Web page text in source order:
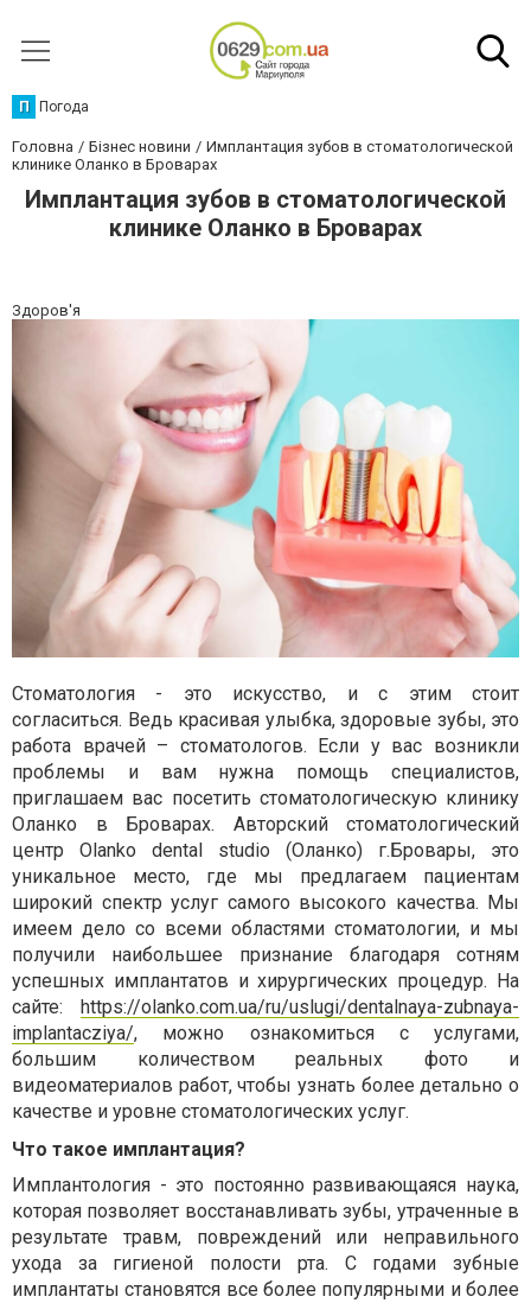
П Погода
Головна Бізнес новини
Имплантация зубов в стоматологической
клинике Оланко в Броварах
Имплантация зубов в стоматологической
клинике Оланко в Броварах
Здоров'я
Стоматология - это искусство, и с этим стоит
согласиться. Ведь красивая улыбка, здоровые зубы, это
работа врачей – стоматологов. Если у вас возникли
проблемы и вам нужна помощь специалистов,
приглашаем вас посетить стоматологическую клинику
Оланко в Броварах. Авторский стоматологический
центр Olanko dental studio (Оланко) г.Бровары,
это
уникальное место, где мы предлагаем пациентам
широкий спектр услуг самого высокого качества. Мы
имеем дело со всеми областями стоматологии, и мы
получили наибольшее признание благодаря сотням
успешных имплантатов и хирургических процедур. На
сайте: https://olanko.com.ua/ru/uslugi/dentalnaya-zubnaya-
implantacziya/, можно ознакомиться с услугами,
большим количеством реальных фото и
видеоматериалов работ, чтобы узнать более детально о
качестве и уровне стоматологических услуг.
Что такое имплантация?
Имплантология - это постоянно развивающаяся наука,
которая позволяет восстанавливать зубы, утраченные в
результате травм, повреждений или неправильного
ухода за гигиеной полости рта. С годами зубные
имплантаты становятся все более популярными и более